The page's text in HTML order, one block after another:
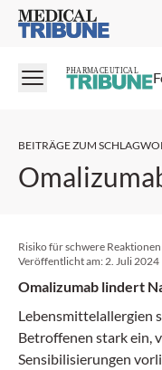
Medical Tribune
PHARMACEUTICAL
BEITRÄGE ZUM
Risiko für schwere
Veröffentlicht am: 2. Juli 2024
Omalizumab lindert
Lebensmittelallergien
Betroffenen stark ein,
Sensibilisierungen